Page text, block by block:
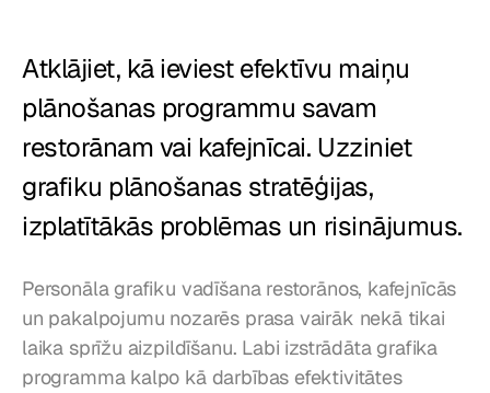
Maiznīcas
Ēdināšana
Cenas
Atklājiet, kā ieviest efektīvu maiņu
plānošanas programmu savam
restorānam vai kafejnīcai. Uzziniet
grafiku plānošanas stratēģijas,
izplatītākās problēmas un risinājumus.
Personāla grafiku vadīšana restorānos, kafejnīcās
un pakalpojumu nozarēs prasa vairāk nekā tikai
laika sprīžu aizpildīšanu. Labi izstrādāta grafika
programma kalpo kā darbības efektivitātes